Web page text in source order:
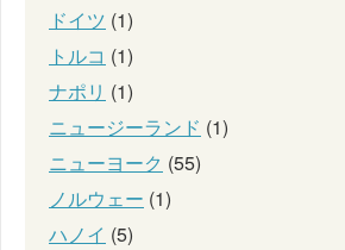
ドイツ (1)
トルコ (1)
ナポリ (1)
ニュージーランド (1)
ニューヨーク (55)
ノルウェー (1)
ハノイ (5)